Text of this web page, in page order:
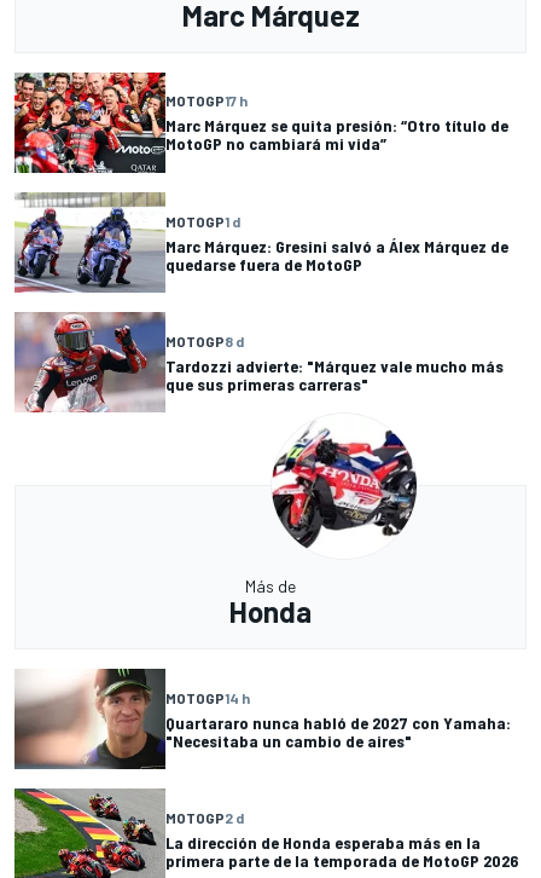
Marc Márquez
MOTOGP17 h
Marc Márquez se quita presión: “Otro título de
MotoGP no cambiará mi vida”
MOTOGP1 d
Marc Márquez: Gresini salvó a Álex Márquez de
quedarse fuera de MotoGP
MOTOGP8 d
Tardozzi advierte: "Márquez vale mucho más
que sus primeras carreras"
Más de
Honda
MOTOGP14 h
Quartararo nunca habló de 2027 con Yamaha:
"Necesitaba un cambio de aires"
MOTOGP2 d
La dirección de Honda esperaba más en la
primera parte de la temporada de MotoGP 2026